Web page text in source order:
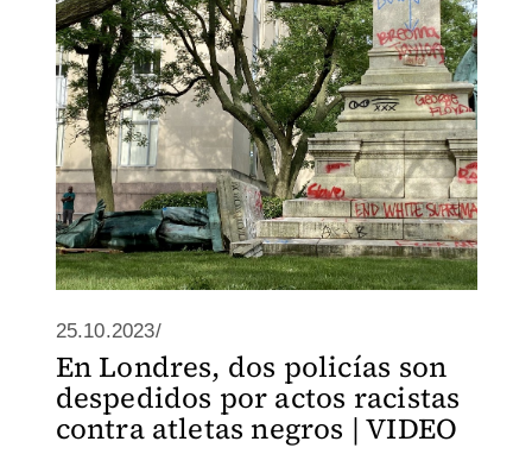
25.10.2023/
En Londres, dos policías son
despedidos por actos racistas
contra atletas negros | VIDEO